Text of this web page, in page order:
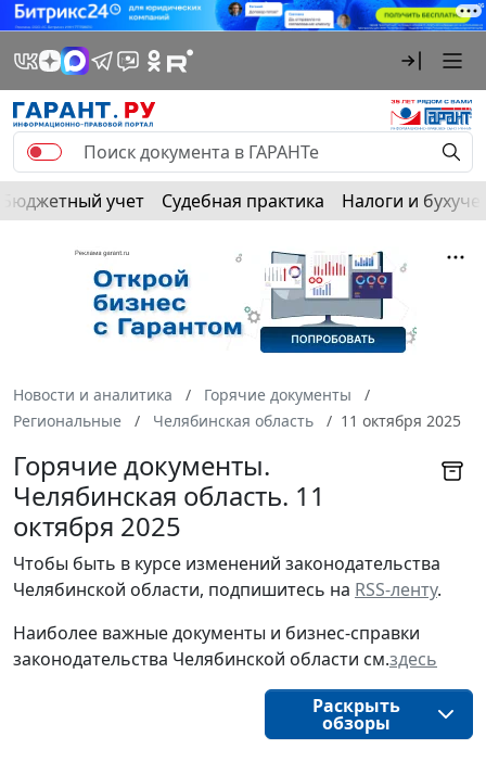
Бюджетный учет Судебная практика Налоги и
Новости и аналитика
Горячие документы
Региональные
Челябинская область 11 октября 2025
Горячие документы.
Челябинская область. 11
октября 2025
Чтобы быть в курсе изменений законодательства
Челябинской области, подпишитесь на RSS-ленту.
Наиболее важные документы и бизнес-справки
законодательства Челябинской области см.здесь
Раскрыть
обзоры